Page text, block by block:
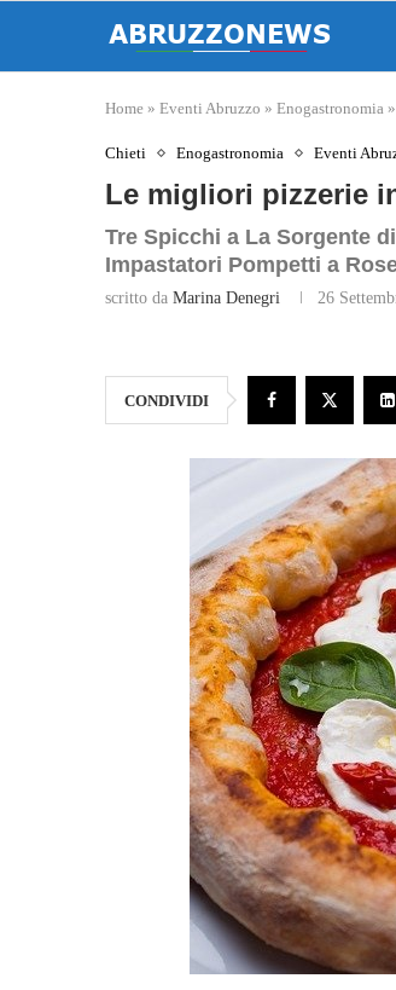
Home » Eventi Abruzzo » Enogastronomia »
Chieti Enogastronomia Eventi
Le migliori pizzerie
Tre Spicchi a La Sorgente
Impastatori Pompetti a
scritto da Marina Denegri 26
CONDIVIDI